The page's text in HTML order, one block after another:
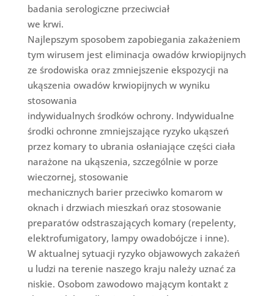
badania serologiczne przeciwciał
we krwi.
Najlepszym sposobem zapobiegania zakażeniem
tym wirusem jest eliminacja owadów krwiopijnych
ze środowiska oraz zmniejszenie ekspozycji na
ukąszenia owadów krwiopijnych w wyniku
stosowania
indywidualnych środków ochrony. Indywidualne
środki ochronne zmniejszające ryzyko ukąszeń
przez komary to ubrania osłaniające części ciała
narażone na ukąszenia, szczególnie w porze
wieczornej, stosowanie
mechanicznych barier przeciwko komarom w
oknach i drzwiach mieszkań oraz stosowanie
preparatów odstraszających komary (repelenty,
elektrofumigatory, lampy owadobójcze i inne).
W aktualnej sytuacji ryzyko objawowych zakażeń
u ludzi na terenie naszego kraju należy uznać za
niskie. Osobom zawodowo mającym kontakt z